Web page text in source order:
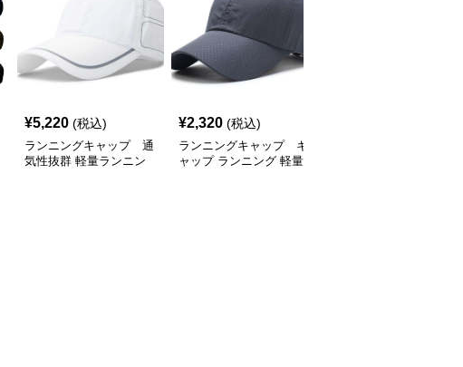
¥5,220 (税込)
ランニングキャップ 通
気性抜群 軽量ランニン
¥2,320 (税込)
ランニングキャップ キ
ャップ ランニング 軽量